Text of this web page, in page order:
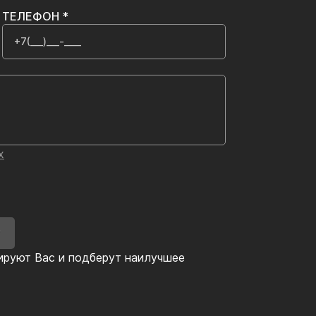
Вас и подберут наилучшее
ТЕЛЕФОН *